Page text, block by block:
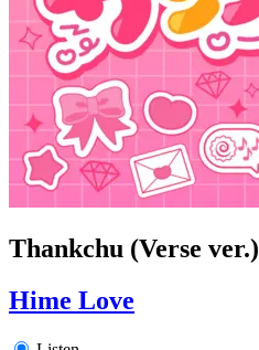
Thankchu (Verse ver.)
Hime Love